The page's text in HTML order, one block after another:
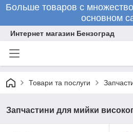
Больше товаров с
основном
Интернет магазин Бензоград
Товари та послуги
Запчастини для мийки